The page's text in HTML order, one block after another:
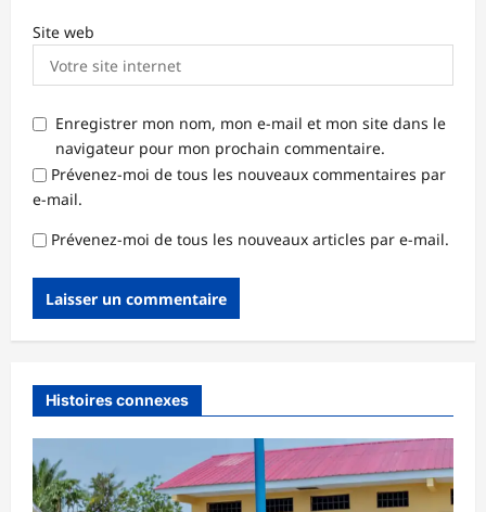
Site web
Enregistrer mon nom, mon e-mail et mon site dans le
navigateur pour mon prochain commentaire.
Prévenez-moi de tous les nouveaux commentaires par
e-mail.
Prévenez-moi de tous les nouveaux articles par e-mail.
Histoires connexes